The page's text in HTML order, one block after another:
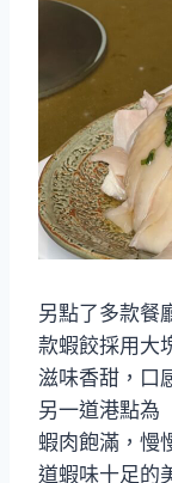
另點了多款餐
款蝦餃採用大
滋味香甜，口
另一道港點為
蝦肉飽滿，慢
道蝦味十足的